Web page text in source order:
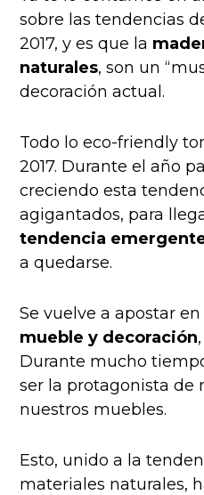
sobre las tendencias
2017, y es que la
naturales, son un
decoración actual.
Todo loeco-friendly
2017. Durante el año
creciendo esta
agigantados, para
tendencia
a quedarse.
Se vuelve a apostar
mueble y decoración
Durante mucho
ser la protagonista de
nuestros muebles.
Esto, unido a la
materiales naturales,